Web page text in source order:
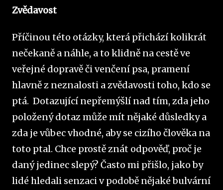
Zvědavost
Příčinou této otázky, která přichází kolikrát
nečekaně a náhle, a to klidně na cestě ve
veřejné dopravě či venčení psa, pramení
hlavně z neznalosti a zvědavosti toho, kdo se
ptá. Dotazující nepřemýšlí nad tím, zda jeho
položený dotaz může mít nějaké důsledky a
zda je vůbec vhodné, aby se cizího člověka na
toto ptal. Chce prostě znát odpověď, proč je
daný jedinec slepý? Často mi přišlo, jako by
lidé hledali senzaci v podobě nějaké bulvární